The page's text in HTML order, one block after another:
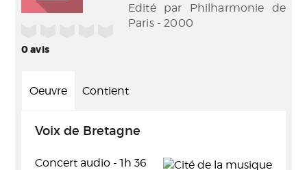
0avis
Edité par Philharmonie de
Paris - 2000
Oeuvre Contient
Voix de Bretagne
Concert audio - 1h 36